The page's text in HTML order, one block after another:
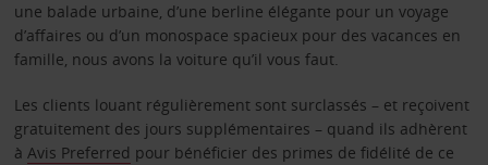
une balade urbaine, d’une berline élégante pour un voyage
d’affaires ou d’un monospace spacieux pour des vacances en
famille, nous avons la voiture qu’il vous faut.
Les clients louant régulièrement sont surclassés – et reçoivent
gratuitement des jours supplémentaires – quand ils adhèrent
à Avis Preferred pour bénéficier des primes de fidélité de ce